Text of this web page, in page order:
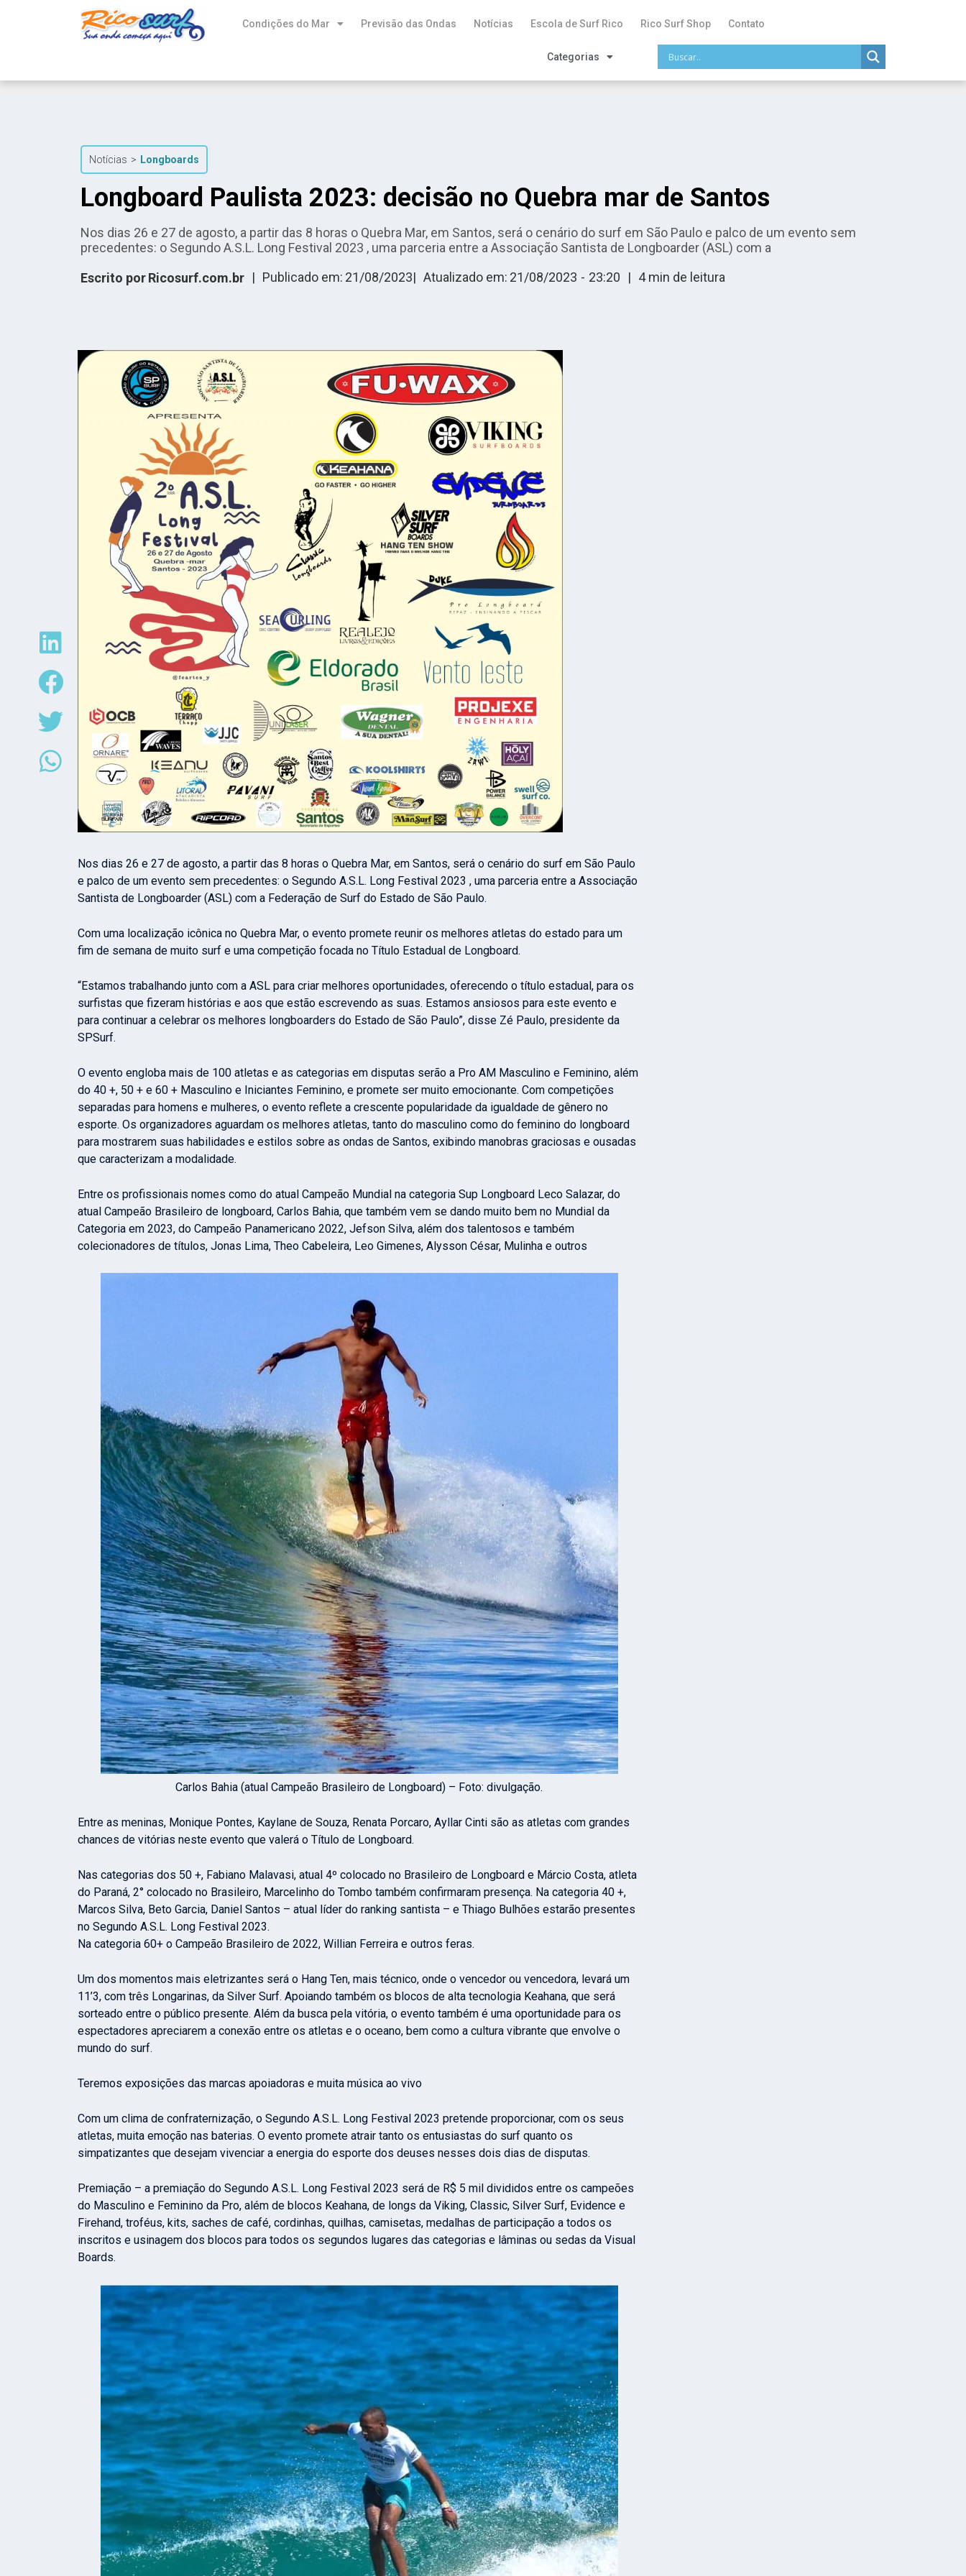
Condições do Mar Previsão das Ondas Notícias Escola de Surf Rico Rico Surf Shop Contato
Categorias
Notícias > Longboards
Longboard Paulista 2023: decisão no Quebra mar de Santos
Nos dias 26 e 27 de agosto, a partir das 8 horas o Quebra Mar, em Santos, será o cenário do surf em São Paulo e palco de um evento sem
precedentes: o Segundo A.S.L. Long Festival 2023 , uma parceria entre a Associação Santista de Longboarder (ASL) com a
Escrito porRicosurf.com.br | Publicado em: 21/08/2023| Atualizado em: 21/08/2023 - 23:20 | 4 min de leitura
Nos dias 26 e 27 de agosto, a partir das 8 horas o Quebra Mar, em Santos, será o cenário do surf em São Paulo
e palco de um evento sem precedentes: o Segundo A.S.L. Long Festival 2023 , uma parceria entre a Associação
Santista de Longboarder (ASL) com a Federação de Surf do Estado de São Paulo.
Com uma localização icônica no Quebra Mar, o evento promete reunir os melhores atletas do estado para um
fim de semana de muito surf e uma competição focada no Título Estadual de Longboard.
“Estamos trabalhando junto com a ASL para criar melhores oportunidades, oferecendo o título estadual, para os
surfistas que fizeram histórias e aos que estão escrevendo as suas. Estamos ansiosos para este evento e
para continuar a celebrar os melhores longboarders do Estado de São Paulo”, disse Zé Paulo, presidente da
SPSurf.
O evento engloba mais de 100 atletas e as categorias em disputas serão a Pro AM Masculino e Feminino, além
do 40 +, 50 + e 60 + Masculino e Iniciantes Feminino, e promete ser muito emocionante. Com competições
separadas para homens e mulheres, o evento reflete a crescente popularidade da igualdade de gênero no
esporte. Os organizadores aguardam os melhores atletas, tanto do masculino como do feminino do longboard
para mostrarem suas habilidades e estilos sobre as ondas de Santos, exibindo manobras graciosas e ousadas
que caracterizam a modalidade.
Entre os profissionais nomes como do atual Campeão Mundial na categoria Sup Longboard Leco Salazar, do
atual Campeão Brasileiro de longboard, Carlos Bahia, que também vem se dando muito bem no Mundial da
Categoria em 2023, do Campeão Panamericano 2022, Jefson Silva, além dos talentosos e também
colecionadores de títulos, Jonas Lima, Theo Cabeleira, Leo Gimenes, Alysson César, Mulinha e outros
Carlos Bahia (atual Campeão Brasileiro de Longboard) – Foto: divulgação.
Entre as meninas, Monique Pontes, Kaylane de Souza, Renata Porcaro, Ayllar Cinti são as atletas com grandes
chances de vitórias neste evento que valerá o Título de Longboard.
Nas categorias dos 50 +, Fabiano Malavasi, atual 4º colocado no Brasileiro de Longboard e Márcio Costa, atleta
do Paraná, 2° colocado no Brasileiro, Marcelinho do Tombo também confirmaram presença. Na categoria 40 +,
Marcos Silva, Beto Garcia, Daniel Santos – atual líder do ranking santista – e Thiago Bulhões estarão presentes
no Segundo A.S.L. Long Festival 2023.
Na categoria 60+ o Campeão Brasileiro de 2022, Willian Ferreira e outros feras.
Um dos momentos mais eletrizantes será o Hang Ten, mais técnico, onde o vencedor ou vencedora, levará um
11’3, com três Longarinas, da Silver Surf. Apoiando também os blocos de alta tecnologia Keahana, que será
sorteado entre o público presente. Além da busca pela vitória, o evento também é uma oportunidade para os
espectadores apreciarem a conexão entre os atletas e o oceano, bem como a cultura vibrante que envolve o
mundo do surf.
Teremos exposições das marcas apoiadoras e muita música ao vivo
Com um clima de confraternização, o Segundo A.S.L. Long Festival 2023 pretende proporcionar, com os seus
atletas, muita emoção nas baterias. O evento promete atrair tanto os entusiastas do surf quanto os
simpatizantes que desejam vivenciar a energia do esporte dos deuses nesses dois dias de disputas.
Premiação – a premiação do Segundo A.S.L. Long Festival 2023 será de R$ 5 mil divididos entre os campeões
do Masculino e Feminino da Pro, além de blocos Keahana, de longs da Viking, Classic, Silver Surf, Evidence e
Firehand, troféus, kits, saches de café, cordinhas, quilhas, camisetas, medalhas de participação a todos os
inscritos e usinagem dos blocos para todos os segundos lugares das categorias e lâminas ou sedas da Visual
Boards.